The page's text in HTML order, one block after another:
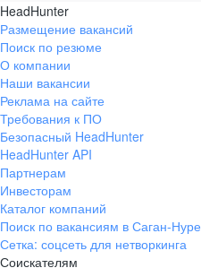
HeadHunter
Размещение вакансий
Поиск по резюме
О компании
Наши вакансии
Реклама на сайте
Требования к ПО
Безопасный HeadHunter
HeadHunter API
Партнерам
Инвесторам
Каталог компаний
Поиск по вакансиям в Саган-Нуре
Сетка: соцсеть для нетворкинга
Соискателям